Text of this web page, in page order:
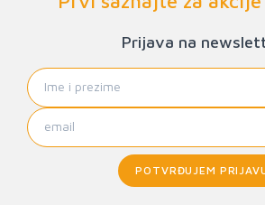
Prijava na
POTVRĐUJEM